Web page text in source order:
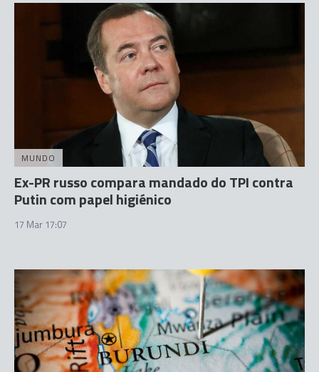
MUNDO
Ex-PR russo compara mandado do TPI contra
Putin com papel higiénico
17 Mar 17:07